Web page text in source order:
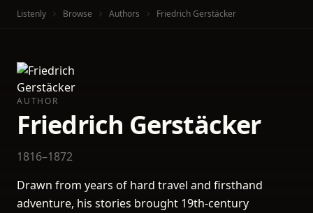
Listenly Browse Authors Friedrich Gerstäcker
AUTHOR
Friedrich Gerstäcker
1816–1872
Drawn from years of hard travel and firsthand
adventure, his stories brought 19th-century